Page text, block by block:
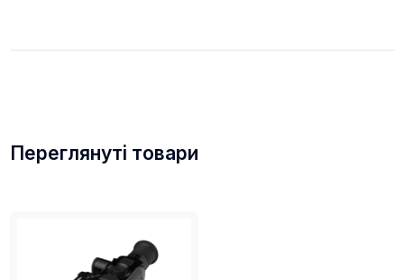
Переглянуті товари